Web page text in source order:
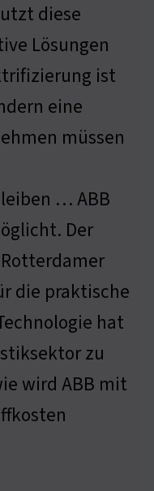
diese
Lösungen
ist
eine
müssen
… ABB
Der
die praktische
hat
zu
wird ABB mit